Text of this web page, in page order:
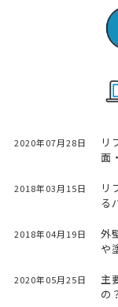
2020年07月28日
リ
面
2018年03月15日
リ
る
2018年04月19日
外
や
2020年05月25日
主
の